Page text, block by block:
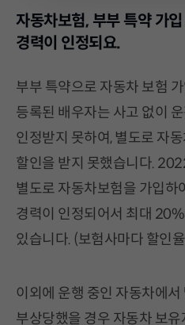
자동차보험, 부부 특약 가
경력이 인정되요.
부부 특약으로 자동차 보험
등록된 배우자는 사고 없이
인정받지 못하여, 별도로 자
할인을 받지 못했습니다.
별도로 자동차보험을 가입하
경력이 인정되어서 최대
있습니다. (보험사마다 할인
이외에 운행 중인 자동차에
부상당했을 경우 자동차 보